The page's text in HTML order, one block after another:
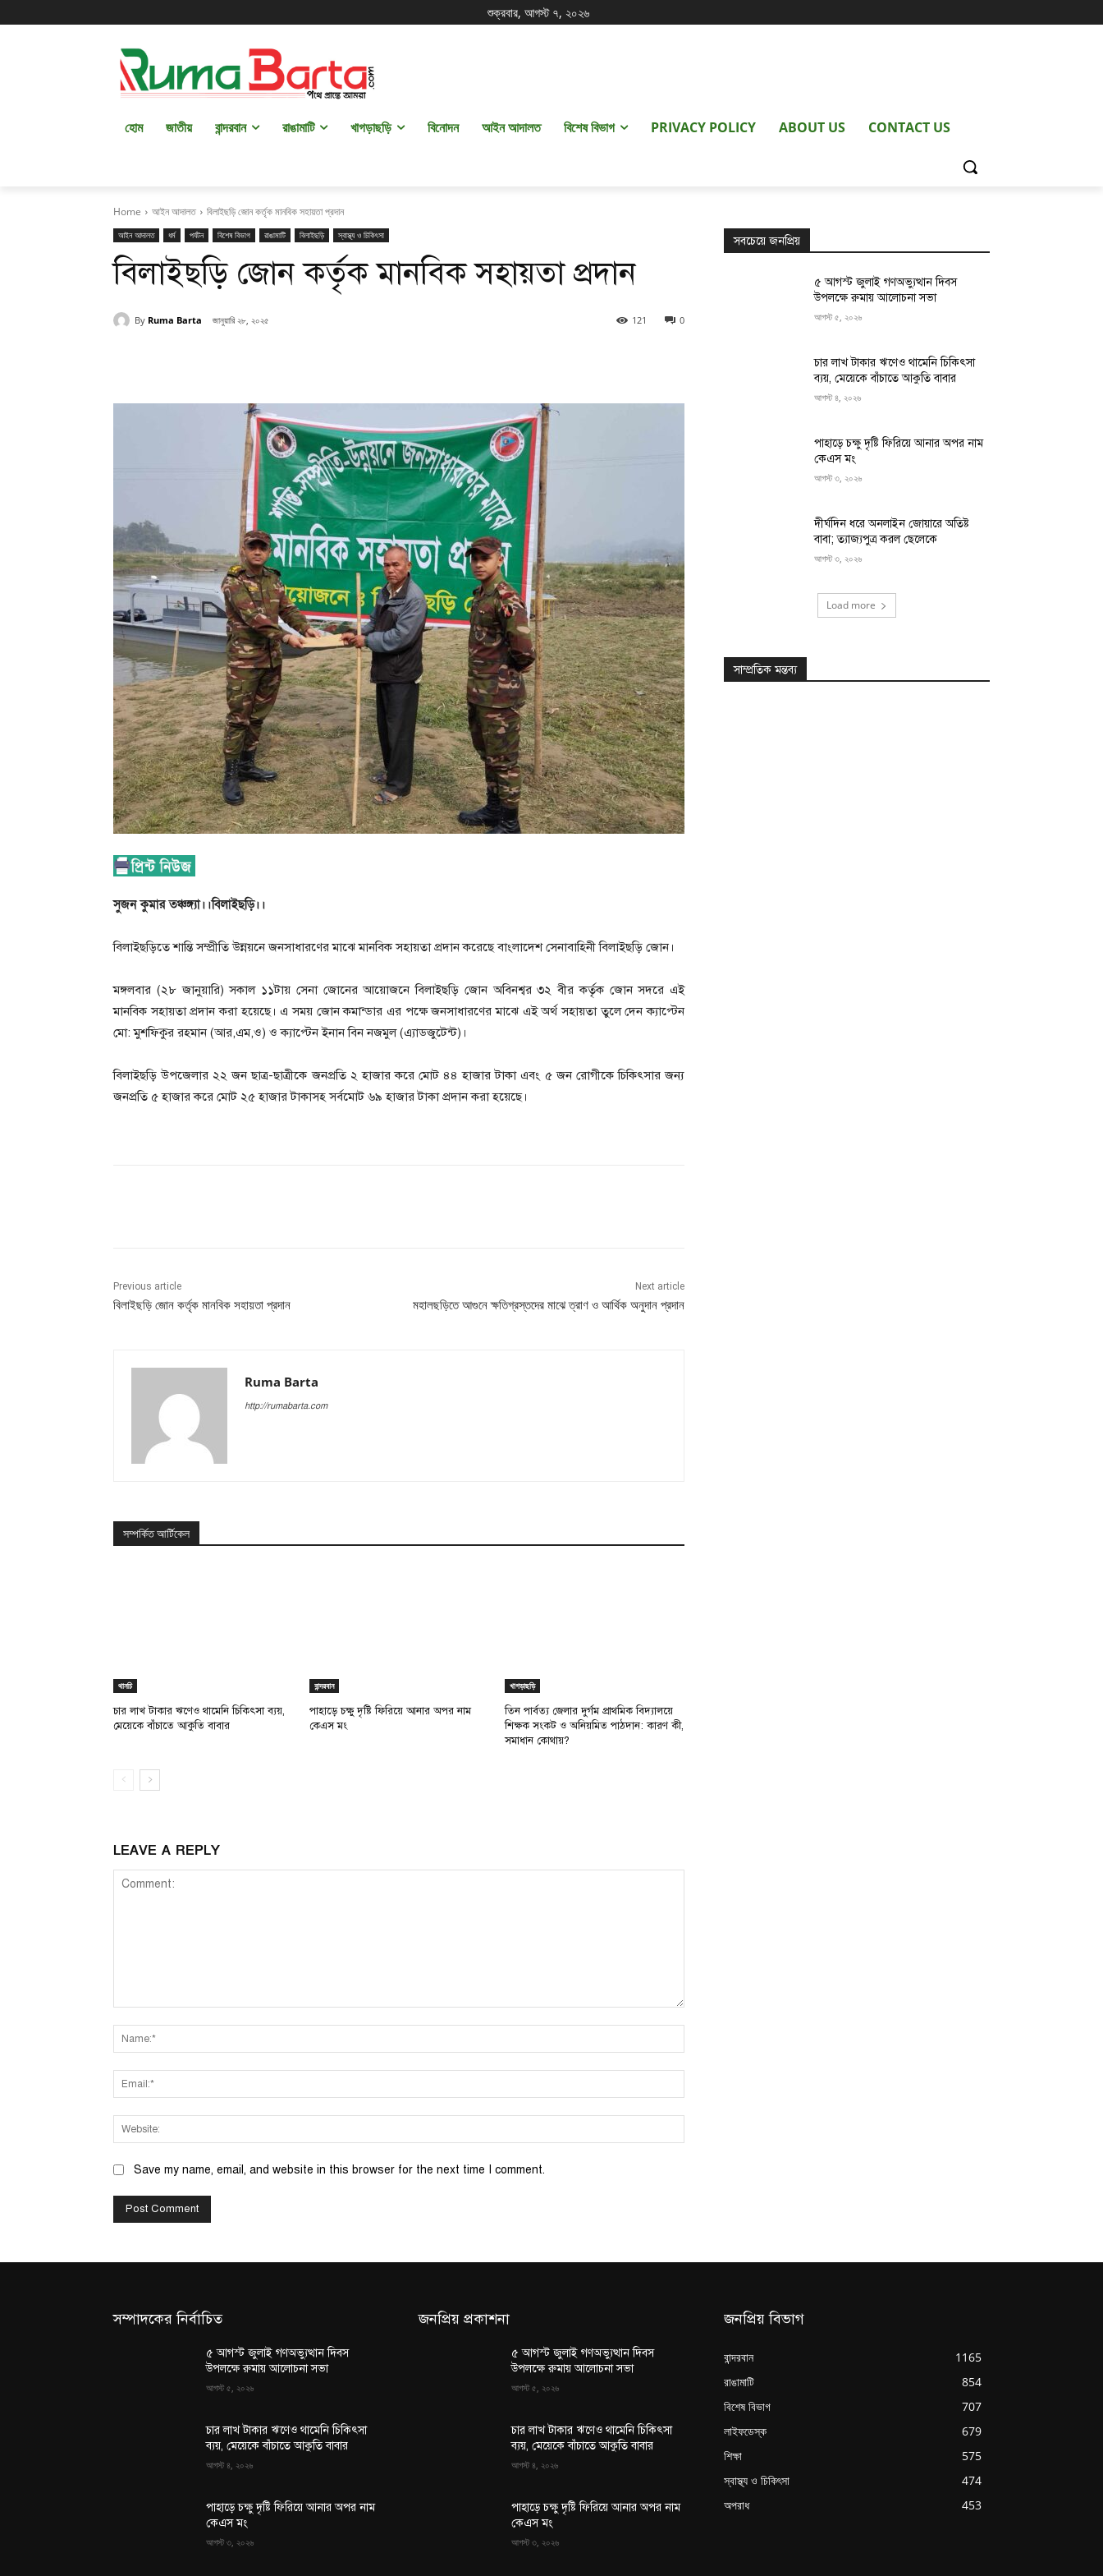
শুক্রবার, আগস্ট ৭, ২০২৬
হোম জাতীয় বান্দরবান রাঙামাটি খাগড়াছড়ি বিনোদন আইন আদালত বিশেষ বিভাগ PRIVACY POLICY ABOUT US CONTACT US
Home আইন আদালত বিলাইছড়ি জোন কর্তৃক মানবিক সহায়তা প্রদান
আইন আদালত ধর্ম পর্যটন বিশেষ বিভাগ রাঙামাটি বিলাইছড়ি স্বাস্থ্য ও চিকিৎসা
বিলাইছড়ি জোন কর্তৃক মানবিক সহায়তা প্রদান
By Ruma Barta জানুয়ারি ২৮, ২০২৫ 0
121
সুজন কুমার তঞ্চঙ্গ্যা।।বিলাইছড়ি।।
বিলাইছড়িতে শান্তি সম্প্রীতি উন্নয়নে জনসাধারণের মাঝে মানবিক সহায়তা প্রদান করেছে বাংলাদেশ সেনাবাহিনী বিলাইছড়ি জোন।
মঙ্গলবার (২৮ জানুয়ারি) সকাল ১১টায় সেনা জোনের আয়োজনে বিলাইছড়ি জোন অবিনশ্বর ৩২ বীর কর্তৃক জোন সদরে এই
মানবিক সহায়তা প্রদান করা হয়েছে। এ সময় জোন কমান্ডার এর পক্ষে জনসাধারণের মাঝে এই অর্থ সহায়তা তুলে দেন ক্যাপ্টেন
মো: মুশফিকুর রহমান (আর,এম,ও) ও ক্যাপ্টেন ইনান বিন নজমুল (এ্যাডজুটেন্ট)।
বিলাইছড়ি উপজেলার ২২ জন ছাত্র-ছাত্রীকে জনপ্রতি ২ হাজার করে মোট ৪৪ হাজার টাকা এবং ৫ জন রোগীকে চিকিৎসার জন্য
জনপ্রতি ৫ হাজার করে মোট ২৫ হাজার টাকাসহ সর্বমোট ৬৯ হাজার টাকা প্রদান করা হয়েছে।
Previous article
বিলাইছড়ি জোন কর্তৃক মানবিক সহায়তা প্রদান
Next article
মহালছড়িতে আগুনে ক্ষতিগ্রস্তদের মাঝে ত্রাণ ও আর্থিক অনুদান প্রদান
Ruma Barta
http://rumabarta.com
সম্পর্কিত আর্টিকেল
থানচি
চার লাখ টাকার ঋণেও থামেনি চিকিৎসা ব্যয়,
মেয়েকে বাঁচাতে আকুতি বাবার
বান্দরবান
পাহাড়ে চক্ষু দৃষ্টি ফিরিয়ে আনার অপর নাম
কেএস মং
খাগড়াছড়ি
তিন পার্বত্য জেলার দুর্গম প্রাথমিক বিদ্যালয়ে
শিক্ষক সংকট ও অনিয়মিত পাঠদান: কারণ কী,
সমাধান কোথায়?
LEAVE A REPLY
Save my name, email, and website in this browser for the next time I comment.
সবচেয়ে জনপ্রিয়
৫ আগস্ট জুলাই গণঅভ্যুত্থান দিবস
উপলক্ষে রুমায় আলোচনা সভা
আগস্ট ৫, ২০২৬
চার লাখ টাকার ঋণেও থামেনি চিকিৎসা
ব্যয়, মেয়েকে বাঁচাতে আকুতি বাবার
আগস্ট ৪, ২০২৬
পাহাড়ে চক্ষু দৃষ্টি ফিরিয়ে আনার অপর নাম
কেএস মং
আগস্ট ৩, ২০২৬
দীর্ঘদিন ধরে অনলাইন জোয়ারে অতিষ্ট
বাবা; ত্যাজ্যপুত্র করল ছেলেকে
আগস্ট ৩, ২০২৬
Load more
সাম্প্রতিক মন্তব্য
সম্পাদকের নির্বাচিত
৫ আগস্ট জুলাই গণঅভ্যুত্থান দিবস
উপলক্ষে রুমায় আলোচনা সভা
আগস্ট ৫, ২০২৬
চার লাখ টাকার ঋণেও থামেনি চিকিৎসা
ব্যয়, মেয়েকে বাঁচাতে আকুতি বাবার
আগস্ট ৪, ২০২৬
পাহাড়ে চক্ষু দৃষ্টি ফিরিয়ে আনার অপর নাম
কেএস মং
আগস্ট ৩, ২০২৬
জনপ্রিয় প্রকাশনা
৫ আগস্ট জুলাই গণঅভ্যুত্থান দিবস
উপলক্ষে রুমায় আলোচনা সভা
আগস্ট ৫, ২০২৬
চার লাখ টাকার ঋণেও থামেনি চিকিৎসা
ব্যয়, মেয়েকে বাঁচাতে আকুতি বাবার
আগস্ট ৪, ২০২৬
পাহাড়ে চক্ষু দৃষ্টি ফিরিয়ে আনার অপর নাম
কেএস মং
আগস্ট ৩, ২০২৬
জনপ্রিয় বিভাগ
বান্দরবান
1165
রাঙামাটি
854
বিশেষ বিভাগ
707
লাইফডেস্ক
679
শিক্ষা
575
স্বাস্থ্য ও চিকিৎসা
474
অপরাধ
453